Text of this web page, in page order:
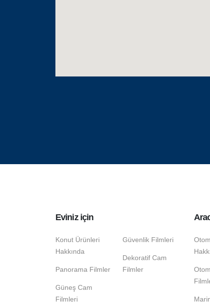
Eviniz için
Konut Ürünleri
Hakkında
Panorama Filmler
Güneş Cam
Filmleri
Güvenlik Filmleri
Dekoratif Cam
Filmler